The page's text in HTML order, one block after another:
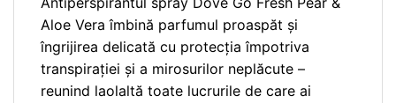
Aloe Vera îmbină parfumul proaspăt și
îngrijirea delicată cu protecția împotriva
transpirației și a mirosurilor neplăcute –
reunind laolaltă toate lucrurile de care ai